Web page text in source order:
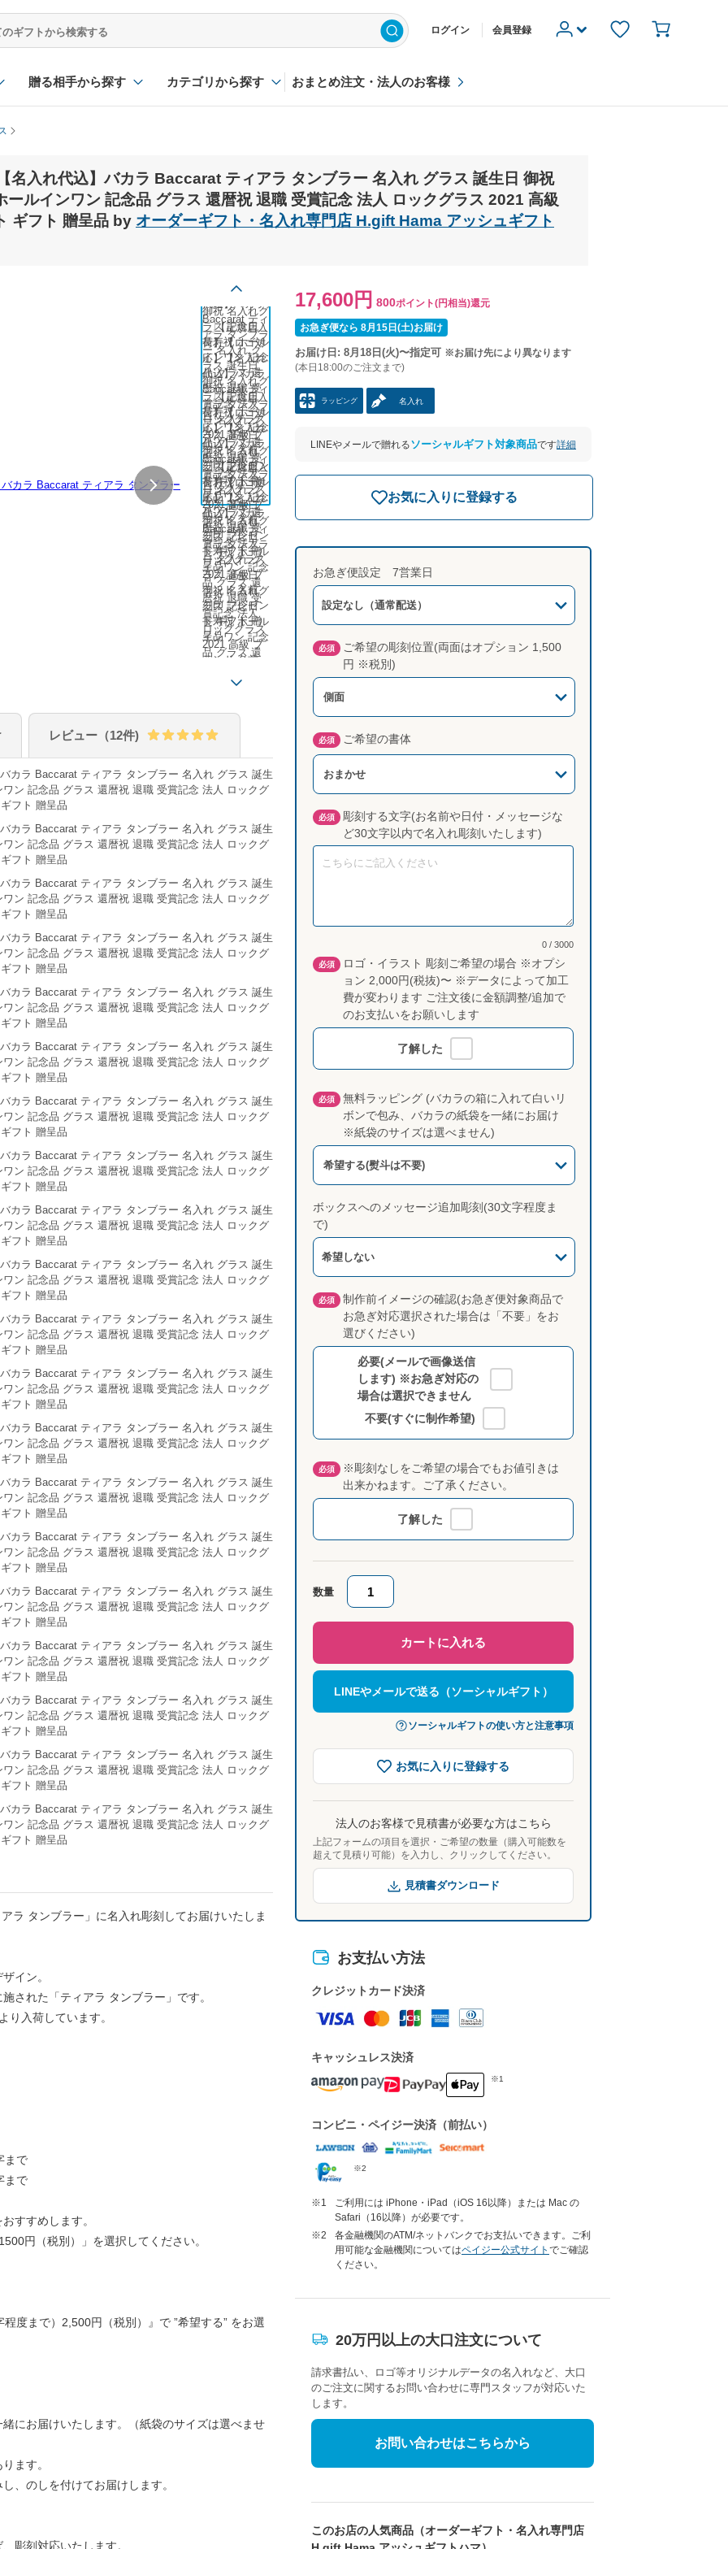
ログイン 会員登録
贈る相手から探す カテゴリから探す おまとめ注文・法人のお客様
名入れ代込】バカラ Baccarat ティアラ タンブラー 名入れ グラス 誕生日 御祝
ールインワン 記念品 グラス 還暦祝 退職 受賞記念 法人 ロックグラス 2021 高級
ギフト 贈呈品 by オーダーギフト・名入れ専門店 H.gift Hama アッシュギフト
レビュー（12件)
ラ タンブラー」に名入れ彫刻してお届けいたしま
イン。
された「ティアラ タンブラー」です。
り入荷しています。
まで
まで
すすめします。
円（税別）」を選択してください。
度まで）2,500円（税別）』で ”希望する” をお選
にお届けいたします。（紙袋のサイズは選べませ
ます。
、のしを付けてお届けします。
彫刻対応いたします。
17,600円 800ポイント(円相当)還元
お急ぎ便なら 8月15日(土)お届け
お届け日: 8月18日(火)〜指定可 ※お届け先により異なります
(本日18:00のご注文まで)
ラッピング 名入れ
LINEやメールで贈れるソーシャルギフト対象商品です詳細
お気に入りに登録する
お急ぎ便設定 7営業日
設定なし（通常配送）
必須
ご希望の彫刻位置(両面はオプション 1,500
円 ※税別)
側面
必須 ご希望の書体
おまかせ
必須
彫刻する文字(お名前や日付・メッセージな
ど30文字以内で名入れ彫刻いたします)
0 / 3000
必須
ロゴ・イラスト 彫刻ご希望の場合 ※オプシ
ョン 2,000円(税抜)〜 ※データによって加工
費が変わります ご注文後に金額調整/追加で
のお支払いをお願いします
了解した
必須
無料ラッピング (バカラの箱に入れて白いリ
ボンで包み、バカラの紙袋を一緒にお届け
※紙袋のサイズは選べません)
希望する(熨斗は不要)
ボックスへのメッセージ追加彫刻(30文字程度ま
で)
希望しない
必須
制作前イメージの確認(お急ぎ便対象商品で
お急ぎ対応選択された場合は「不要」をお
選びください)
必要(メールで画像送信
します) ※お急ぎ対応の
場合は選択できません
不要(すぐに制作希望)
必須
※彫刻なしをご希望の場合でもお値引きは
出来かねます。ご了承ください。
了解した
数量
カートに入れる
LINEやメールで送る（ソーシャルギフト）
ソーシャルギフトの使い方と注意事項
お気に入りに登録する
法人のお客様で見積書が必要な方はこちら
上記フォームの項目を選択・ご希望の数量（購入可能数を
超えて見積り可能）を入力し、クリックしてください。
見積書ダウンロード
お支払い方法
クレジットカード決済
キャッシュレス決済
※1
コンビニ・ペイジー決済（前払い）
※2
※1
ご利用には iPhone・iPad（iOS 16以降）または Mac の
Safari（16以降）が必要です。
※2
各金融機関のATM/ネットバンクでお支払いできます。ご利
用可能な金融機関についてはペイジー公式サイト でご確認
ください。
20万円以上の大口注文について
請求書払い、ロゴ等オリジナルデータの名入れなど、大口
のご注文に関するお問い合わせに専門スタッフが対応いた
します。
お問い合わせはこちらから
このお店の人気商品（オーダーギフト・名入れ専門店